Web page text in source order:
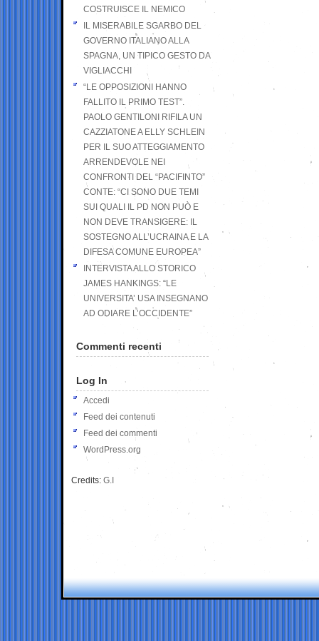
COSTRUISCE IL NEMICO
IL MISERABILE SGARBO DEL
GOVERNO ITALIANO ALLA
SPAGNA, UN TIPICO GESTO DA
VIGLIACCHI
“LE OPPOSIZIONI HANNO
FALLITO IL PRIMO TEST”.
PAOLO GENTILONI RIFILA UN
CAZZIATONE A ELLY SCHLEIN
PER IL SUO ATTEGGIAMENTO
ARRENDEVOLE NEI
CONFRONTI DEL “PACIFINTO”
CONTE: “CI SONO DUE TEMI
SUI QUALI IL PD NON PUÒ E
NON DEVE TRANSIGERE: IL
SOSTEGNO ALL’UCRAINA E LA
DIFESA COMUNE EUROPEA”
INTERVISTA ALLO STORICO
JAMES HANKINGS: “LE
UNIVERSITA’ USA INSEGNANO
AD ODIARE L’OCCIDENTE”
Commenti recenti
Log In
Accedi
Feed dei contenuti
Feed dei commenti
WordPress.org
Credits: G.I